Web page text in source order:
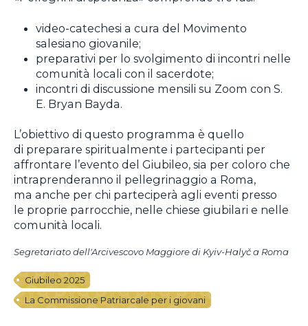
video-catechesi a cura del Movimento
salesiano giovanile;
preparativi per lo svolgimento di incontri nelle
comunità locali con il sacerdote;
incontri di discussione mensili su Zoom con S.
E. Bryan Bayda.
L’obiettivo di questo programma è quello
di preparare spiritualmente i partecipanti per
affrontare l’evento del Giubileo, sia per coloro che
intraprenderanno il pellegrinaggio a Roma,
ma anche per chi parteciperà agli eventi presso
le proprie parrocchie, nelle chiese giubilari e nelle
comunità locali.
Segretariato dell'Arcivescovo Maggiore di Kyiv-Halyč a Roma
Giubileo 2025
La Commissione Patriarcale per i giovani